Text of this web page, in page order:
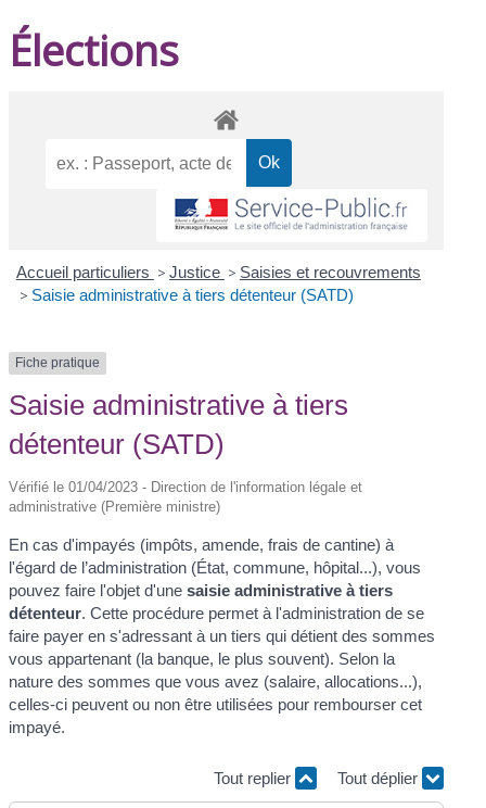
Élections
Accueil particuliers > Justice > Saisies et recouvrements
> Saisie administrative à tiers détenteur (SATD)
Fiche pratique
Saisie administrative à tiers
détenteur (SATD)
Vérifié le 01/04/2023 - Direction de l'information légale et
administrative (Première ministre)
En cas d'impayés (impôts, amende, frais de cantine) à
l'égard de l’administration (État, commune, hôpital...), vous
pouvez faire l'objet d'unesaisie administrative à tiers
détenteur. Cette procédure permet à l'administration de se
faire payer en s'adressant à un tiers qui détient des sommes
vous appartenant (la banque, le plus souvent). Selon la
nature des sommes que vous avez (salaire, allocations...),
celles-ci peuvent ou non être utilisées pour rembourser cet
impayé.
Tout replier Tout déplier